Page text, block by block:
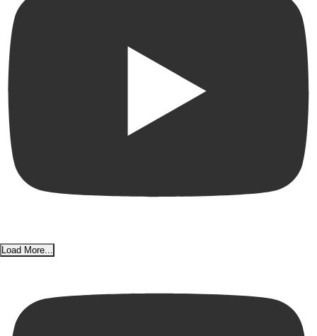
Load More...